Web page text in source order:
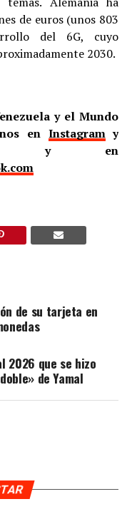
de euros (unos 803
del 6G, cuyo
2030.
y el Mundo
en Instagramy
en
de su tarjeta en
2026 que se hizo
de Yamal